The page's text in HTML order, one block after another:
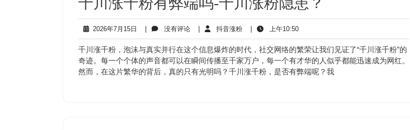
2026年7月15日
2026
年
7
月
15
日
没有评论没
有
评
论
抖音涨粉抖
音
涨
粉
上午10:50上
午
10:50
千川涨千粉，泡沫与真实并行在这个信息爆炸的时代，社交网络的繁荣让我们见证了“千川涨千粉”的
奇迹。每一个个体的声音都可以在瞬间传播至千家万户，每一个有才华的人似乎都能迅速成为网红。
然而，在这片繁华的背后，真的只有光明吗？千川涨千粉，是否有弊端呢？我